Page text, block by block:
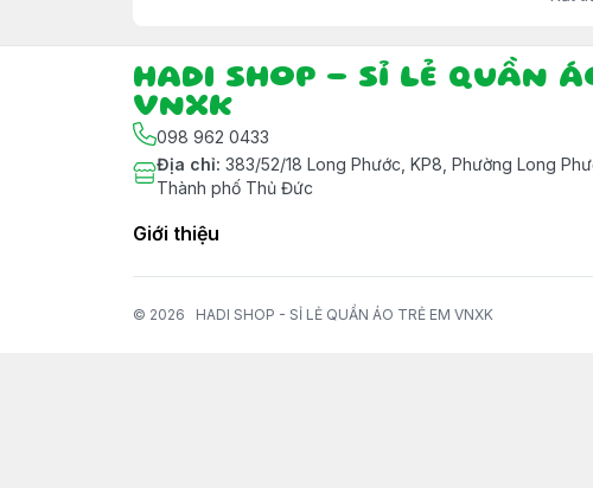
HADI SHOP - SỈ LẺ QUẦN
VNXK
098 962 0433
Địa chỉ: 383/52/18 Long Phước, KP8, Phường Long
Thành phố Thủ Đức
Giới thiệu
© 2026 HADI SHOP - SỈ LẺ QUẦN ÁO TRẺ EM VNXK